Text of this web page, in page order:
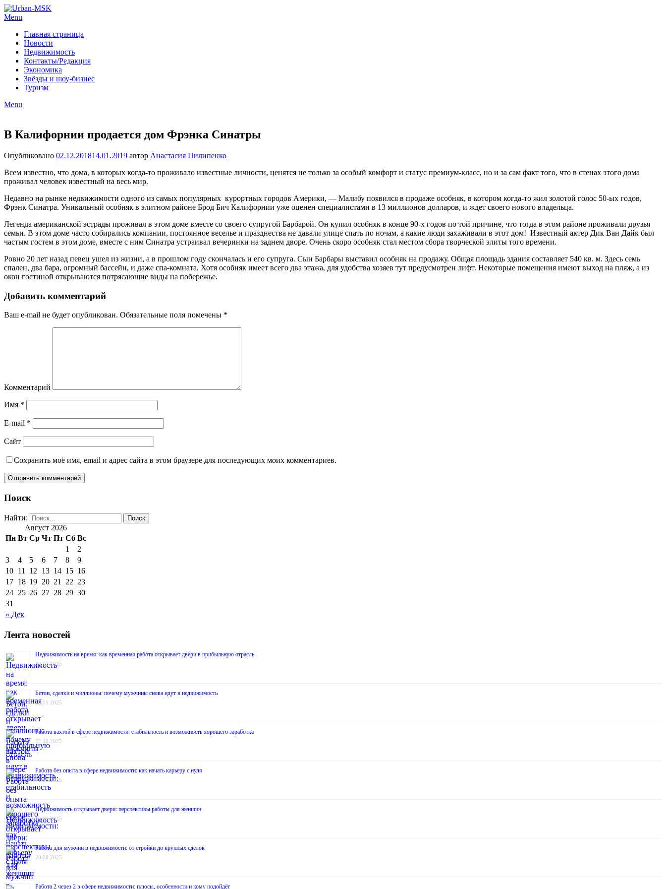
Menu
Главная страница
Новости
Недвижимость
Контакты/Редакция
Экономика
Звёзды и шоу-бизнес
Туризм
Menu
В Калифорнии продается дом Фрэнка Синатры
Опубликовано 02.12.201814.01.2019 автор Анастасия Пилипенко
Всем известно, что дома, в которых когда-то проживало известные личности, ценятся не только за особый комфорт и статус премиум-класс, но и за сам факт того, что в стенах этого дома
проживал человек известный на весь мир.
Недавно на рынке недвижимости одного из самых популярных курортных городов Америки, — Малибу появился в продаже особняк, в котором когда-то жил золотой голос 50-ых годов,
Фрэнк Синатра. Уникальный особняк в элитном районе Брод Бич Калифорнии уже оценен специалистами в 13 миллионов долларов, и ждет своего нового владельца.
Легенда американской эстрады проживал в этом доме вместе со своего супругой Барбарой. Он купил особняк в конце 90-х годов по той причине, что тогда в этом районе проживали друзья
семьи. В этом доме часто собирались компании, постоянное веселье и празднества не давали улице спать по ночам, а какие люди захаживали в этот дом! Известный актер Дик Ван Дайк был
частым гостем в этом доме, вместе с ним Синатра устраивал вечеринки на заднем дворе. Очень скоро особняк стал местом сбора творческой элиты того времени.
Ровно 20 лет назад певец ушел из жизни, а в прошлом году скончалась и его супруга. Сын Барбары выставил особняк на продажу. Общая площадь здания составляет 540 кв. м. Здесь семь
спален, два бара, огромный бассейн, и даже спа-комната. Хотя особняк имеет всего два этажа, для удобства хозяев тут предусмотрен лифт. Некоторые помещения имеют выход на пляж, а из
окон гостиной открываются потрясающие виды на побережье.
Добавить комментарий
Ваш e-mail не будет опубликован. Обязательные поля помечены *
Комментарий
Имя *
E-mail *
Сайт
Сохранить моё имя, email и адрес сайта в этом браузере для последующих моих комментариев.
Поиск
Найти:
Август 2026
Пн Вт Ср Чт Пт Сб Вс
« Дек
1
2
3
4 5 6 7 8
9
10 11 12 13 14 15 16
17 18 19 20 21 22 23
24 25 26 27 28 29 30
31
Лента новостей
Недвижимость на время: как временная работа открывает двери в прибыльную отрасль
04.12.2025
Бетон, сделки и миллионы: почему мужчины снова идут в недвижимость
12.11.2025
Работа вахтой в сфере недвижимости: стабильность и возможность хорошего заработка
22.10.2025
Работа без опыта в сфере недвижимости: как начать карьеру с нуля
01.10.2025
Недвижимость открывает двери: перспективы работы для женщин
10.09.2025
Работа для мужчин в недвижимости: от стройки до крупных сделок
20.08.2025
Работа 2 через 2 в сфере недвижимости: плюсы, особенности и кому подойдёт